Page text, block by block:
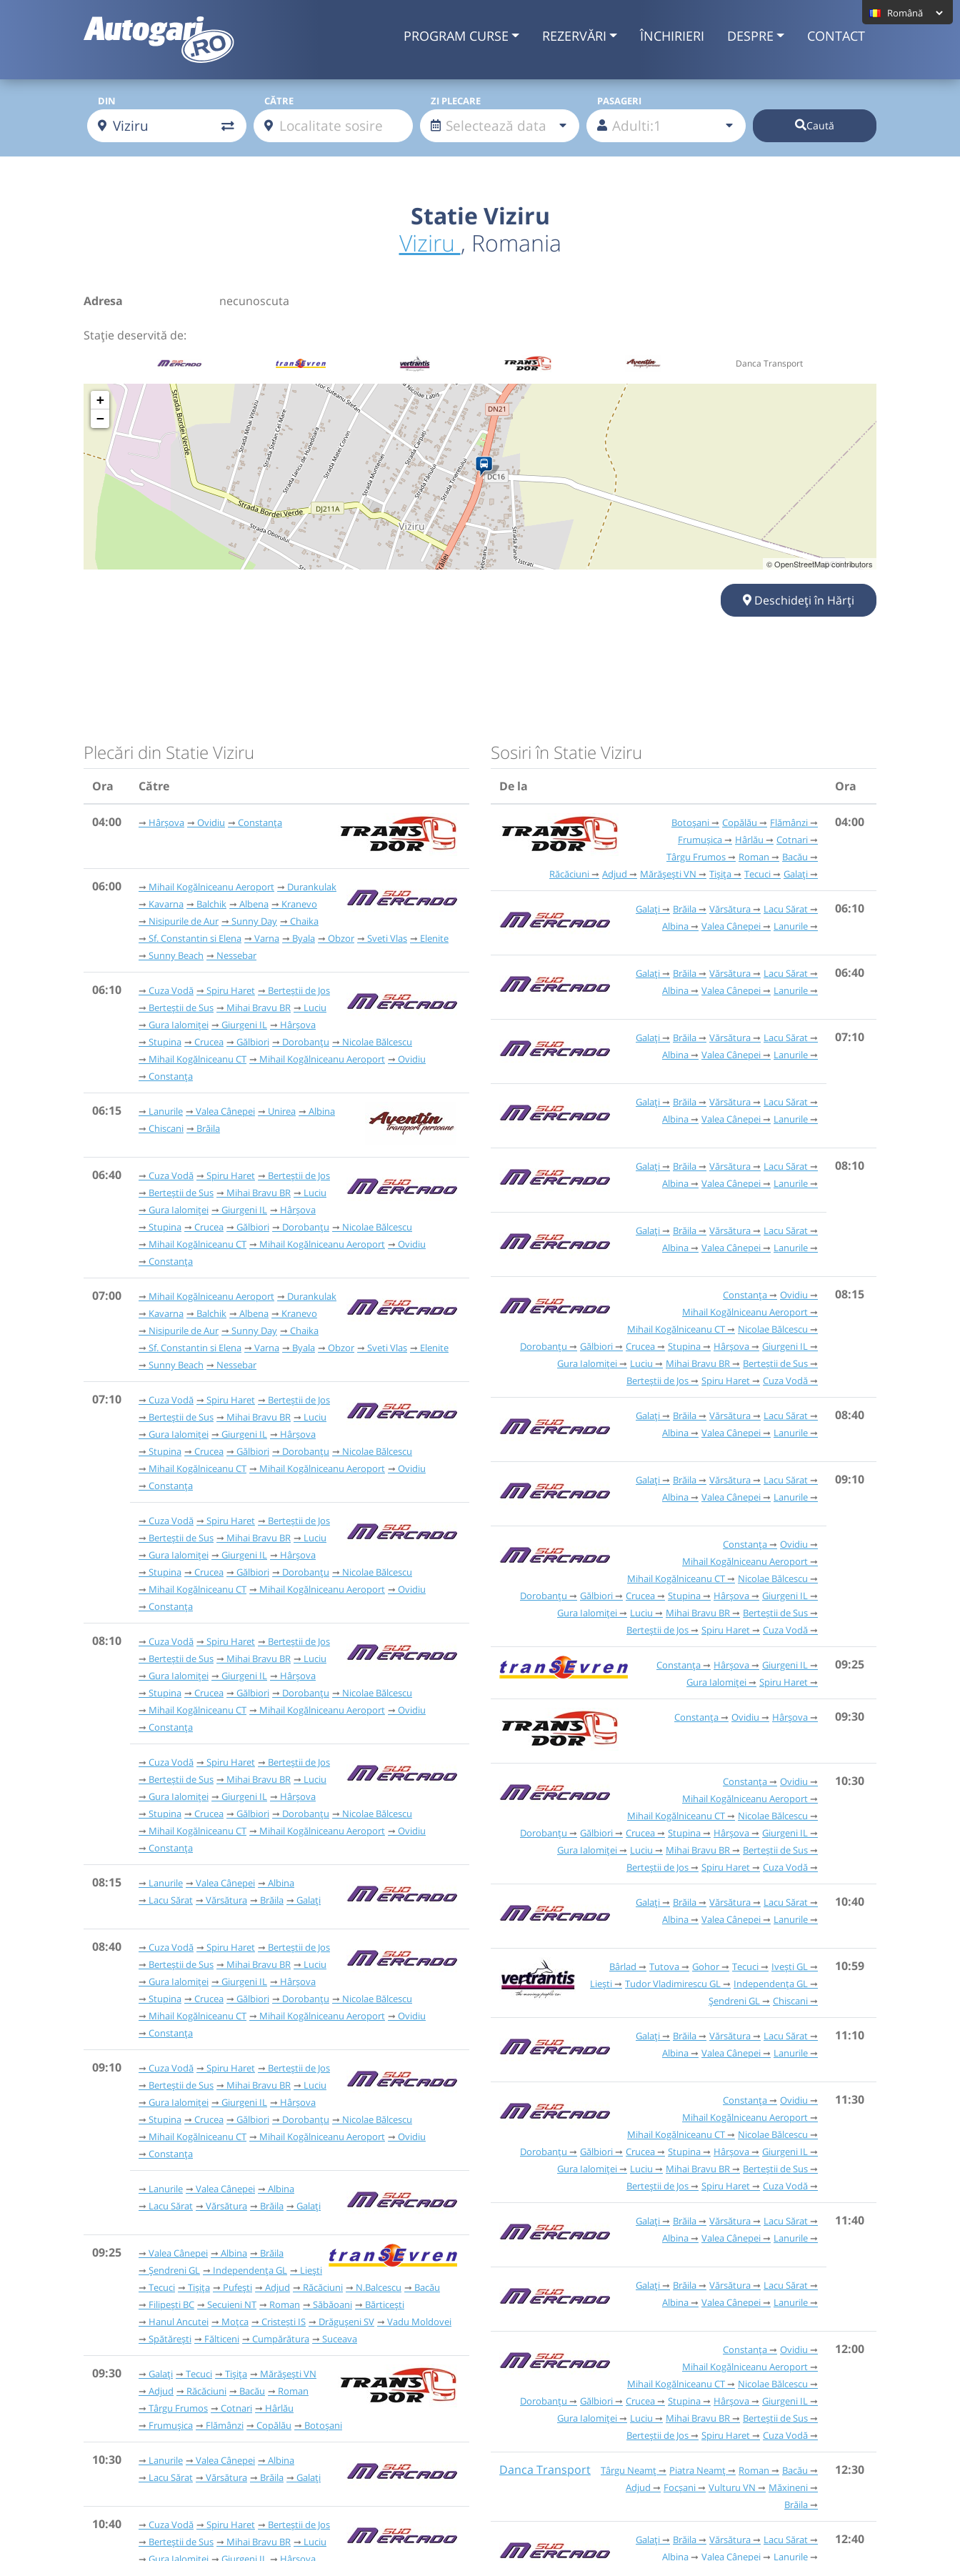
PROGRAM CURSE REZERVĂRI ÎNCHIRIERI DESPRE CONTACT
DIN CĂTRE ZI PLECARE PASAGERI
Caută
Statie Viziru
Viziru , Romania
Adresa necunoscuta
Stație deservită de:
Danca Transport
+
−
© OpenStreetMap contributors
Deschideți în Hărți
Plecări din Statie Viziru
Ora Către
04:00 Hârșova Ovidiu Constanța
06:00 Mihail Kogălniceanu Aeroport
Durankulak
Kavarna
Balchik Albena
Kranevo
Nisipurile de Aur
Sunny Day
Chaika
Sf. Constantin si Elena
Varna Byala Obzor Sveti Vlas
Elenite
Sunny Beach
Nessebar
06:10 Cuza Vodă Spiru Haret
Berteștii de Jos
Berteștii de Sus
Mihai Bravu BR
Luciu
Gura Ialomiței
Giurgeni IL
Hârșova
Stupina
Crucea Gălbiori Dorobanțu
Nicolae Bălcescu
Mihail Kogălniceanu CT
Mihail Kogălniceanu Aeroport
Ovidiu
Constanța
06:15 Lanurile Valea Cânepei Unirea
Albina
Chiscani
Brăila
06:40 Cuza Vodă Spiru Haret
Berteștii de Jos
Berteștii de Sus
Mihai Bravu BR
Luciu
Gura Ialomiței
Giurgeni IL
Hârșova
Stupina
Crucea Gălbiori Dorobanțu
Nicolae Bălcescu
Mihail Kogălniceanu CT
Mihail Kogălniceanu Aeroport
Ovidiu
Constanța
07:00 Mihail Kogălniceanu Aeroport
Durankulak
Kavarna
Balchik Albena
Kranevo
Nisipurile de Aur
Sunny Day
Chaika
Sf. Constantin si Elena
Varna Byala Obzor Sveti Vlas
Elenite
Sunny Beach
Nessebar
07:10 Cuza Vodă Spiru Haret
Berteștii de Jos
Berteștii de Sus
Mihai Bravu BR
Luciu
Gura Ialomiței
Giurgeni IL
Hârșova
Stupina
Crucea Gălbiori Dorobanțu
Nicolae Bălcescu
Mihail Kogălniceanu CT
Mihail Kogălniceanu Aeroport
Ovidiu
Constanța
Cuza Vodă Spiru Haret
Berteștii de Jos
Berteștii de Sus
Mihai Bravu BR
Luciu
Gura Ialomiței
Giurgeni IL
Hârșova
Stupina
Crucea Gălbiori Dorobanțu
Nicolae Bălcescu
Mihail Kogălniceanu CT
Mihail Kogălniceanu Aeroport
Ovidiu
Constanța
08:10 Cuza Vodă Spiru Haret
Berteștii de Jos
Berteștii de Sus
Mihai Bravu BR
Luciu
Gura Ialomiței
Giurgeni IL
Hârșova
Stupina
Crucea Gălbiori Dorobanțu
Nicolae Bălcescu
Mihail Kogălniceanu CT
Mihail Kogălniceanu Aeroport
Ovidiu
Constanța
Cuza Vodă Spiru Haret
Berteștii de Jos
Berteștii de Sus
Mihai Bravu BR
Luciu
Gura Ialomiței
Giurgeni IL
Hârșova
Stupina
Crucea Gălbiori Dorobanțu
Nicolae Bălcescu
Mihail Kogălniceanu CT
Mihail Kogălniceanu Aeroport
Ovidiu
Constanța
08:15 Lanurile Valea Cânepei
Albina
Lacu Sărat
Vărsătura Brăila Galați
08:40 Cuza Vodă Spiru Haret
Berteștii de Jos
Berteștii de Sus
Mihai Bravu BR
Luciu
Gura Ialomiței
Giurgeni IL
Hârșova
Stupina
Crucea Gălbiori Dorobanțu
Nicolae Bălcescu
Mihail Kogălniceanu CT
Mihail Kogălniceanu Aeroport
Ovidiu
Constanța
09:10 Cuza Vodă Spiru Haret
Berteștii de Jos
Berteștii de Sus
Mihai Bravu BR
Luciu
Gura Ialomiței
Giurgeni IL
Hârșova
Stupina
Crucea Gălbiori Dorobanțu
Nicolae Bălcescu
Mihail Kogălniceanu CT
Mihail Kogălniceanu Aeroport
Ovidiu
Constanța
Lanurile Valea Cânepei
Albina
Lacu Sărat
Vărsătura Brăila Galați
09:25 Valea Cânepei Albina
Brăila
Șendreni GL
Independența GL
Liești
Tecuci
Tișița Pufești Adjud Răcăciuni N.Balcescu
Bacău
Filipești BC
Secuieni NT Roman Săbăoani
Bărticești
Hanul Ancutei
Moțca Cristești IS Drăgușeni SV
Vadu Moldovei
Spătărești
Fălticeni Cumpărătura Suceava
09:30 Galați Tecuci Tișița
Mărășești VN
Adjud
Răcăciuni Bacău
Roman
Târgu Frumos
Cotnari
Hârlău
Frumușica
Flămânzi Copălău Botoșani
10:30 Lanurile Valea Cânepei
Albina
Lacu Sărat
Vărsătura Brăila Galați
10:40 Cuza Vodă Spiru Haret
Berteștii de Jos
Berteștii de Sus
Mihai Bravu BR
Luciu
Sosiri în Statie Viziru
De la Ora
Botoșani Copălău
Flămânzi
Frumușica
Hârlău
Cotnari
Târgu Frumos
Roman
Bacău
Răcăciuni
Adjud Mărășești VN Tișița Tecuci Galați
04:00
Galați Brăila Vărsătura
Lacu Sărat
Albina
Valea Cânepei Lanurile
06:10
Galați Brăila Vărsătura
Lacu Sărat
Albina
Valea Cânepei Lanurile
06:40
Galați Brăila Vărsătura
Lacu Sărat
Albina
Valea Cânepei Lanurile
07:10
Galați Brăila Vărsătura
Lacu Sărat
Albina
Valea Cânepei Lanurile
Galați Brăila Vărsătura
Lacu Sărat
Albina
Valea Cânepei Lanurile
08:10
Galați Brăila Vărsătura
Lacu Sărat
Albina
Valea Cânepei Lanurile
Constanța
Ovidiu
Mihail Kogălniceanu Aeroport
Mihail Kogălniceanu CT
Nicolae Bălcescu
Dorobanțu
Gălbiori Crucea Stupina Hârșova
Giurgeni IL
Gura Ialomiței
Luciu Mihai Bravu BR
Berteștii de Sus
Berteștii de Jos
Spiru Haret Cuza Vodă
08:15
Galați Brăila Vărsătura
Lacu Sărat
Albina
Valea Cânepei Lanurile
08:40
Galați Brăila Vărsătura
Lacu Sărat
Albina
Valea Cânepei Lanurile
09:10
Constanța
Ovidiu
Mihail Kogălniceanu Aeroport
Mihail Kogălniceanu CT
Nicolae Bălcescu
Dorobanțu
Gălbiori Crucea Stupina Hârșova
Giurgeni IL
Gura Ialomiței
Luciu Mihai Bravu BR
Berteștii de Sus
Berteștii de Jos
Spiru Haret Cuza Vodă
Constanța Hârșova
Giurgeni IL
Gura Ialomiței
Spiru Haret
09:25
Constanța Ovidiu Hârșova 09:30
Constanța
Ovidiu
Mihail Kogălniceanu Aeroport
Mihail Kogălniceanu CT
Nicolae Bălcescu
Dorobanțu
Gălbiori Crucea Stupina Hârșova
Giurgeni IL
Gura Ialomiței
Luciu Mihai Bravu BR
Berteștii de Sus
Berteștii de Jos
Spiru Haret Cuza Vodă
10:30
Galați Brăila Vărsătura
Lacu Sărat
Albina
Valea Cânepei Lanurile
10:40
Bârlad Tutova Gohor Tecuci
Ivești GL
Liești
Tudor Vladimirescu GL
Independența GL
Șendreni GL
Chiscani
10:59
Galați Brăila Vărsătura
Lacu Sărat
Albina
Valea Cânepei Lanurile
11:10
Constanța
Ovidiu
Mihail Kogălniceanu Aeroport
Mihail Kogălniceanu CT
Nicolae Bălcescu
Dorobanțu
Gălbiori Crucea Stupina Hârșova
Giurgeni IL
Gura Ialomiței
Luciu Mihai Bravu BR
Berteștii de Sus
Berteștii de Jos
Spiru Haret Cuza Vodă
11:30
Galați Brăila Vărsătura
Lacu Sărat
Albina
Valea Cânepei Lanurile
11:40
Galați Brăila Vărsătura
Lacu Sărat
Albina
Valea Cânepei Lanurile
Constanța
Ovidiu
Mihail Kogălniceanu Aeroport
Mihail Kogălniceanu CT
Nicolae Bălcescu
Dorobanțu
Gălbiori Crucea Stupina Hârșova
Giurgeni IL
Gura Ialomiței
Luciu Mihai Bravu BR
Berteștii de Sus
Berteștii de Jos
Spiru Haret Cuza Vodă
12:00
Danca Transport Târgu Neamț Piatra Neamț Roman
Bacău
Adjud
Focșani Vulturu VN
Măxineni
Brăila
12:30
Galați Brăila Vărsătura
Lacu Sărat
Albina
Valea Cânepei Lanurile
12:40